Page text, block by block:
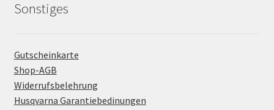
Sonstiges
Gutscheinkarte
Shop-AGB
Widerrufsbelehrung
Husqvarna Garantiebedinungen